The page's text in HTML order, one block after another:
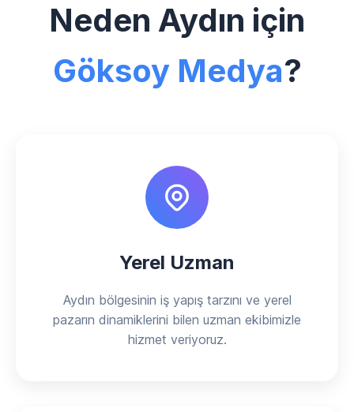
Neden Aydın için
Göksoy Medya?
Yerel Uzman
Aydın bölgesinin iş yapış tarzını ve yerel
pazarın dinamiklerini bilen uzman ekibimizle
hizmet veriyoruz.